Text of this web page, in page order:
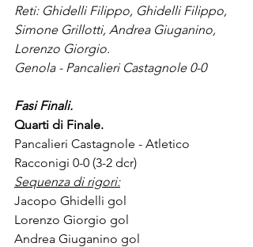
Reti: Ghidelli Filippo, Ghidelli Filippo,
Simone Grillotti, Andrea Giuganino,
Lorenzo Giorgio.
Genola - Pancalieri Castagnole 0-0
Fasi Finali.
Quarti di Finale.
Pancalieri Castagnole - Atletico
Racconigi 0-0 (3-2 dcr)
Sequenza di rigori:
Jacopo Ghidelli gol
Lorenzo Giorgio gol
Andrea Giuganino gol